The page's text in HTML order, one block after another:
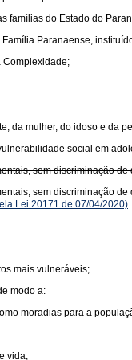
famílias do Estado do
Paranaense,
Complexidade;
da mulher, do idoso e da
social em
sem discriminação
sem discriminação
Lei 20171 de 07/04/2020)
mais vulneráveis;
modo a:
moradias para a
vida;